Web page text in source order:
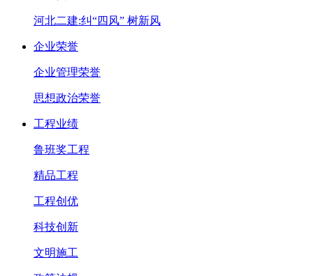
河北二建:纠“四风” 树新风
企业荣誉
企业管理荣誉
思想政治荣誉
工程业绩
鲁班奖工程
精品工程
工程创优
科技创新
文明施工